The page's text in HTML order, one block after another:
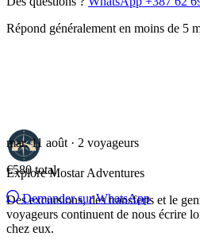
Répond généralement en moins de 5
mar. 11 août · 2 voyageurs
€580 total
Demander sur WhatsApp
Explore MostarAdventures
Des excursions, des transferts et le
voyageurs continuent de nous écrire
chez eux.